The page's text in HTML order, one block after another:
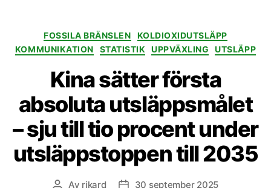
Kategorier
FOSSILA BRÄNSLEN
KOLDIOXIDUTSLÄPP
KOMMUNIKATION
STATISTIK UPPVÄXLING UTSLÄPP
Kina sätter första
absoluta utsläppsmålet
– sju till tio procent under
utsläppstoppen till 2035
Inläggsförfattare
Av rikard Inläggsdatum
30 september 2025